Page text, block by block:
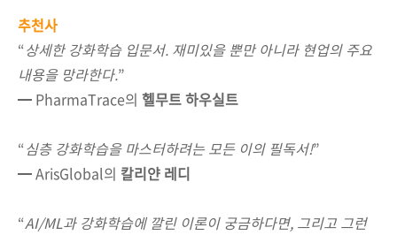
추천사
“상세한 강화학습 입문서. 재미있을 뿐만 아니라 현업의 주요
내용을 망라한다.”
━ PharmaTrace의 헬무트 하우실트
“심층 강화학습을 마스터하려는 모든 이의 필독서!”
━ ArisGlobal의 칼리얀 레디
“AI/ML과 강화학습에 깔린 이론이 궁금하다면, 그리고 그런